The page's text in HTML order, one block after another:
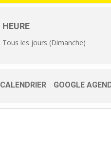
HEURE
Tous les jours (Dimanche)
CALENDRIER GOOGLE